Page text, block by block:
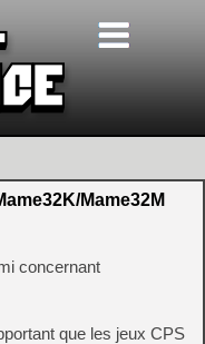
Mame32M
concernant
que les jeux CPS